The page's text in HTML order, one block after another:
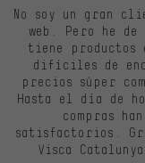
No soy un gran
web. Pero he
tiene productos
difíciles de
precios súper
Hasta el día de
compras
satisfactorios.
Visca